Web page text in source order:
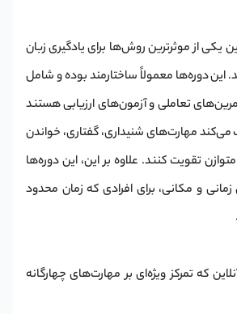
یکی از موثرترین روش‌ها برای یادگیری زبان
این دوره‌ها معمولاً ساختارمند بوده و شامل
تعاملی و آزمون‌های ارزیابی هستند
می‌کند مهارت‌های شنیداری، گفتاری، خواندن
تقویت کنند. علاوه بر این، این دوره‌ها
و مکانی، برای افرادی که زمان محدود
که تمرکز ویژه‌ای بر مهارت‌های چهارگانه